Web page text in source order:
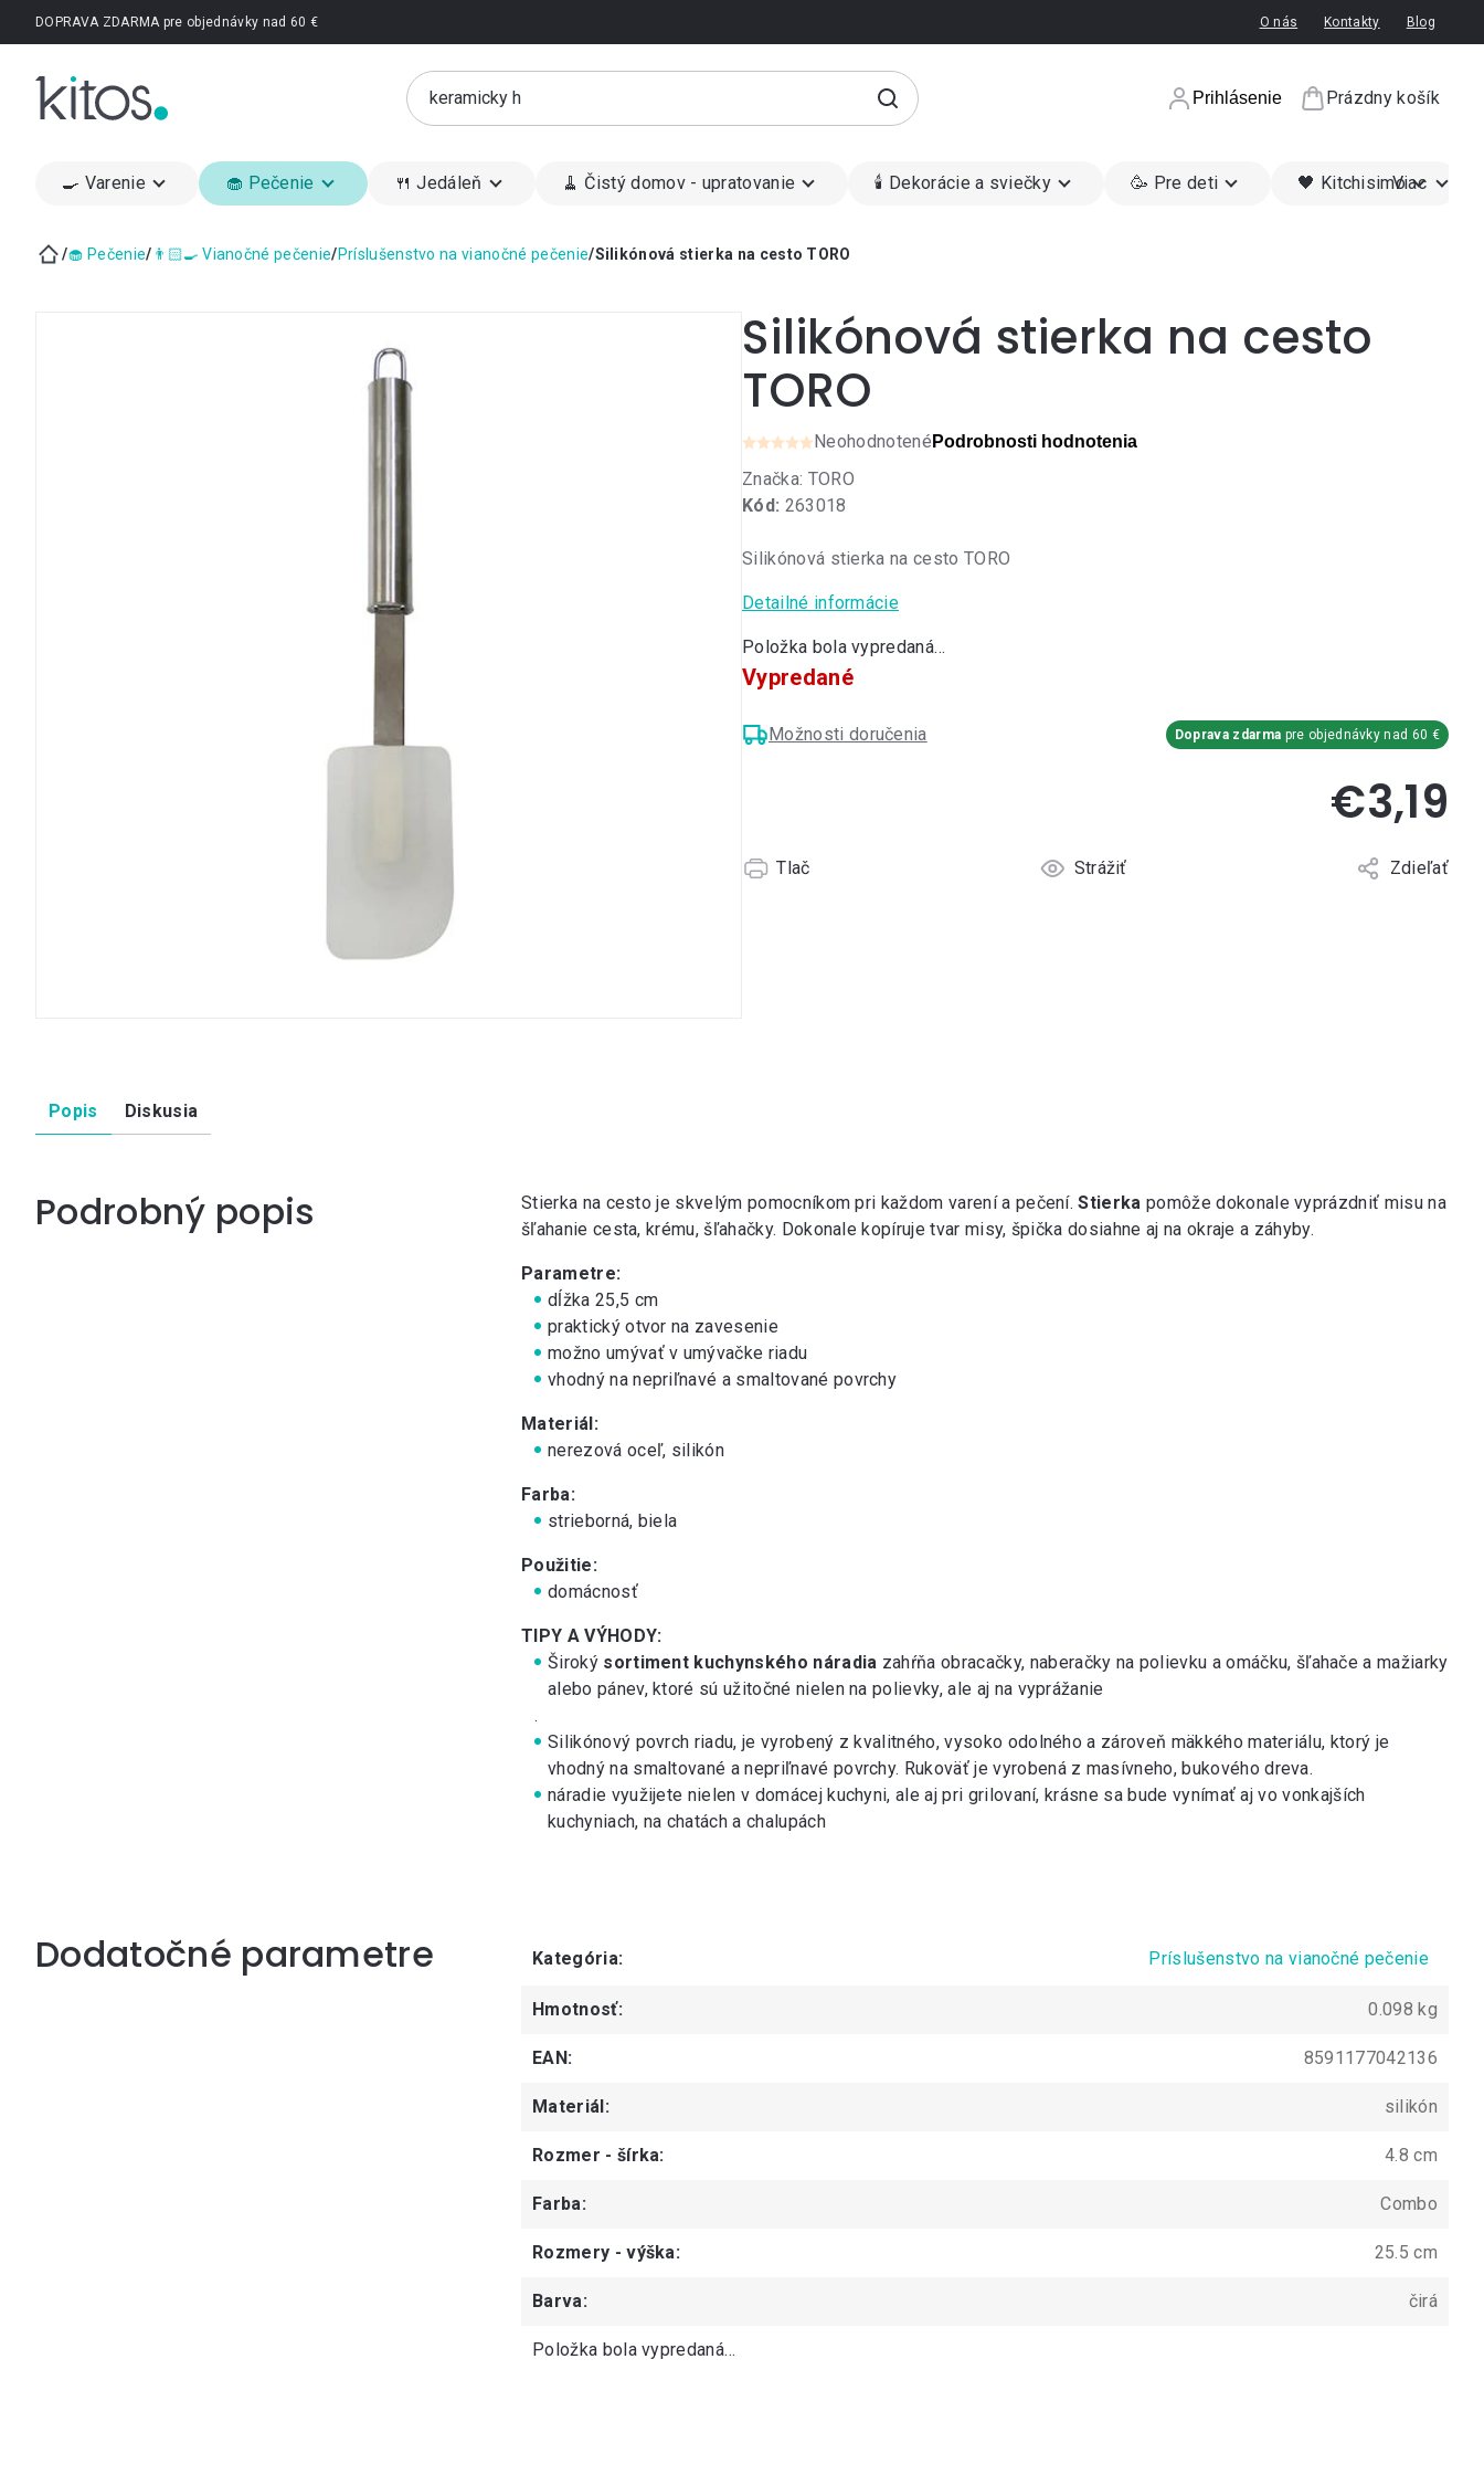
PrejsťDOPRAVA ZDARMA pre objednávky nad 60 € O nás Kontakty Blog
Prihlásenie
Nákupný košík
Prázdny košík
🍳 Varenie 🧁 Pečenie 🍴 Jedáleň 🧹 Čistý domov - upratovanie 🕯 Dekorácie a sviečky 🥳 Pre deti 🖤 KitchisimoViac
/🧁 Pečenie/ 👨🏻‍🍳 Vianočné pečenie/Príslušenstvo na vianočné pečenie/Silikónová stierka na cesto TORO
Silikónová stierka na cesto
TORO
Kód: 263018
Priemerné
hodnotenie
produktu
0,0
5
hviezdičiek.
Neohodnotené Podrobnosti hodnotenia
Značka: TORO
Položka bola vypredaná…
Silikónová stierka na cesto TORO
Detailné informácie
Tlač Strážiť Zdieľať
Vypredané
Možnosti doručenia Doprava zdarma pre objednávky nad 60 €
€3,19
Popis Diskusia
Podrobný popis Stierka na cesto je skvelým pomocníkom pri každom varení a pečení.Stierka pomôže dokonale vyprázdniť misu na
šľahanie cesta, krému, šľahačky. Dokonale kopíruje tvar misy, špička dosiahne aj na okraje a záhyby.
Parametre:
dĺžka 25,5 cm
praktický otvor na zavesenie
možno umývať v umývačke riadu
vhodný na nepriľnavé a smaltované povrchy
Materiál:
nerezová oceľ, silikón
Farba:
strieborná, biela
Použitie:
domácnosť
TIPY A VÝHODY:
Široký sortiment kuchynského náradia zahŕňaobracačky, naberačky na polievku a omáčku, šľahače a mažiarky
alebo pánev, ktoré sú užitočné nielen na polievky, ale aj na vyprážanie
.
Silikónový povrch riadu, je vyrobený z kvalitného, vysoko odolného a zároveň mäkkého materiálu, ktorý je
vhodný na smaltované a nepriľnavé povrchy. Rukoväť je vyrobená z masívneho, bukového dreva.
náradie využijete nielen v domácej kuchyni, ale aj pri grilovaní, krásne sa bude vynímať aj vo vonkajších
kuchyniach, na chatách a chalupách
Dodatočné parametre Kategória: Príslušenstvo na vianočné pečenie
Hmotnosť: 0.098 kg
EAN: 8591177042136
Materiál: silikón
Rozmer - šírka: 4.8 cm
Farba: Combo
Rozmery - výška: 25.5 cm
Barva: čirá
Položka bola vypredaná…